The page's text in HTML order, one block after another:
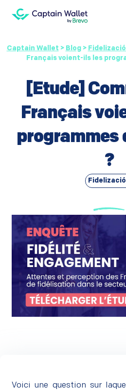
Captain Wallet > Blog>
Français voient-ils les
[Etude]
Français
programmes
?
Voici une question sur